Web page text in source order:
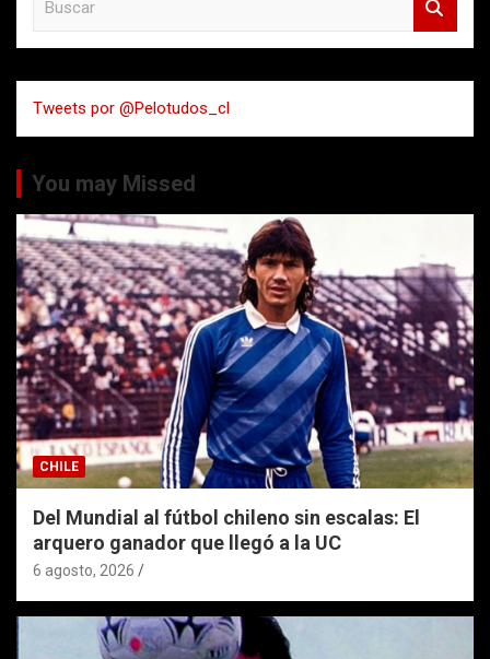
a
r
Tweets por @Pelotudos_cl
You may Missed
CHILE
Del Mundial al fútbol chileno sin escalas: El
arquero ganador que llegó a la UC
6 agosto, 2026